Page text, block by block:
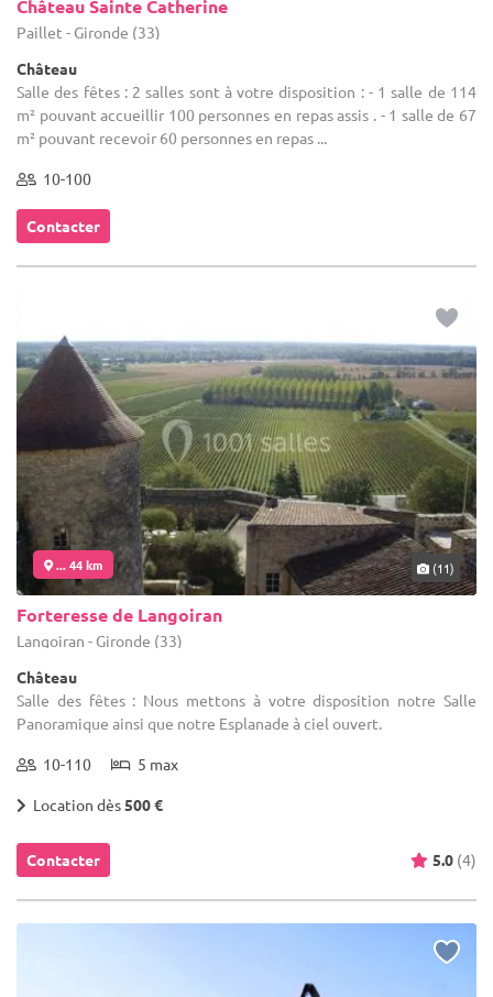
Château Sainte Catherine
Paillet - Gironde (33)
Château
Salle des fêtes : 2 salles sont à votre disposition : - 1 salle de 114
m² pouvant accueillir 100 personnes en repas assis . - 1 salle de 67
m² pouvant recevoir 60 personnes en repas ...
10-100
Contacter
... 44 km (11)
Forteresse de Langoiran
Langoiran - Gironde (33)
Château
Salle des fêtes : Nous mettons à votre disposition notre Salle
Panoramique ainsi que notre Esplanade à ciel ouvert.
10-110 5 max
Location dès500 €
Contacter 5.0 (4)